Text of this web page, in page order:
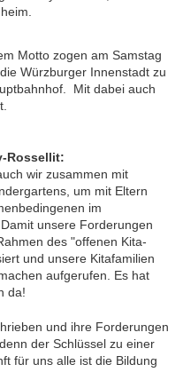
Motto zogen am Samstag
Würzburger Innenstadt zu
Mit dabei auch
Rossellit:
wir zusammen mit
um mit Eltern
im
unsere Forderungen
des "offenen Kita-
und unsere Kitafamilien
aufgerufen. Es hat
da!
und ihre Forderungen
der Schlüssel zu einer
für uns alle ist die Bildung